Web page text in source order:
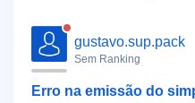
gustavo.sup.pack
Sem Ranking
Erro na emissão do